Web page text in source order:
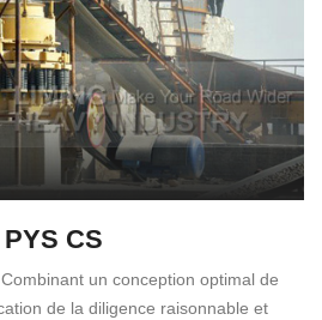
CS
un conception optimal de
de la diligence raisonnable et